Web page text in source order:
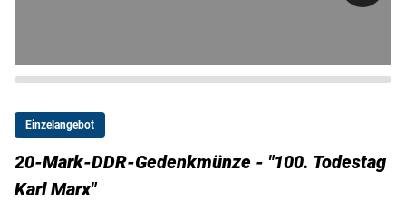
Einzelangebot
20-Mark-DDR-Gedenkmünze - "100. Todestag
Karl Marx"